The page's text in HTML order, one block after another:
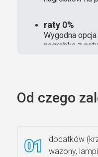
raty 0%
Wygodna
nagrobka z
Od czego
dodatków
wazony,